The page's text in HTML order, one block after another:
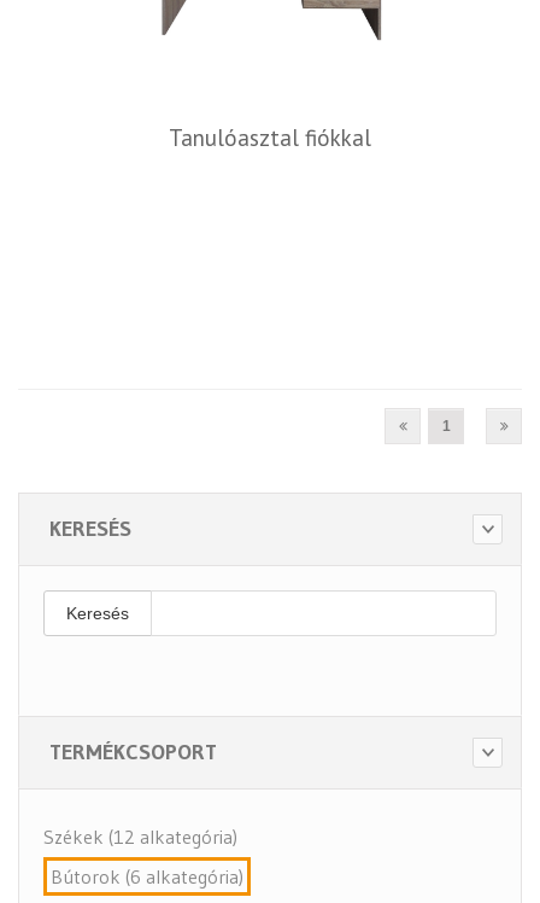
Tanulóasztal fiókkal
1
KERESÉS
Keresés
TERMÉKCSOPORT
Székek (12 alkategória)
Bútorok (6 alkategória)